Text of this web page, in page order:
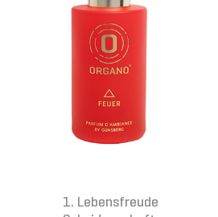
Lebensfreude